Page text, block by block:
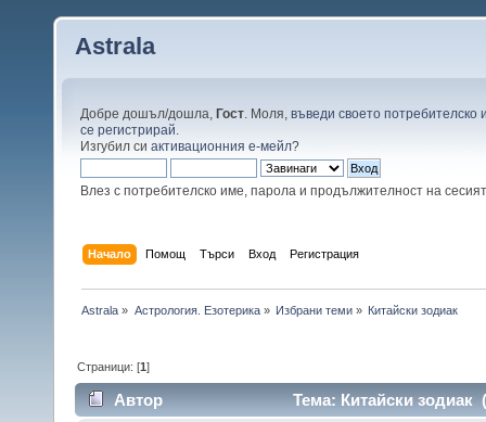
Astrala
Добре дошъл/дошла, Гост . Моля, въведи своето потребителско
се регистрирай
Изгубил си активационния е-мейл?
Влез с потребителско име, парола и продължителност на
Начало Помощ Търси Вход Регистрация
Astrala » Астрология. Езотерика» Избрани теми» Китайски зодиак
Страници: [1]
Автор Тема: Китайски зодиак